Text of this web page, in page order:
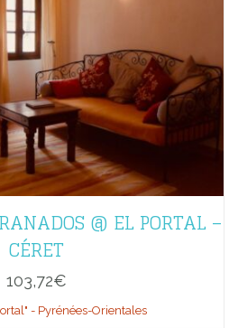
@ EL PORTAL –
CÉRET
103,72€
- Pyrénées-Orientales